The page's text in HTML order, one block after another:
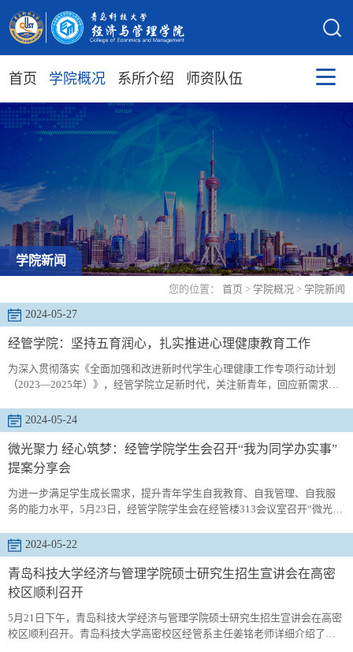
首页 学院概况 系所介绍 师资队伍
学院新闻
您的位置： 首页 > 学院概况 > 学院新闻
2024-05-27
经管学院：坚持五育润心，扎实推进心理健康教育工作
为深入贯彻落实《全面加强和改进新时代学生心理健康工作专项行动计划
（2023—2025年）》，经管学院立足新时代，关注新青年，回应新需求，
动，通过多元化的教育方式，润泽学生的心灵，培育健康向上的生活态
度，促进学生的全面发展。以德育心。将思想政治教育贯穿学生心理健康
工作全过程，通过坚定理想信念、树牢信仰之基，提升思想政治素养来育
心强心。开...
2024-05-24
微光聚力 经心筑梦：经管学院学生会召开“我为同学办实事”
提案分享会
为进一步满足学生成长需求，提升青年学生自我教育、自我管理、自我服
务的能力水平，5月23日，经管学院学生会在经管楼313会议室召开“微光聚
卫，团委书记付继航，各年级辅导员及学生会各部门负责人出席会议。会
上，学院学生会聚焦学生需求，围绕“我为同学办实事”提出系列创新提案。
实践部着眼学生实践能力的培养，提出“实践出真知”系列活动，计划线上
线...
2024-05-22
青岛科技大学经济与管理学院硕士研究生招生宣讲会在高密
校区顺利召开
5月21日下午，青岛科技大学经济与管理学院硕士研究生招生宣讲会在高密
校区顺利召开。青岛科技大学高密校区经管系主任姜铭老师详细介绍了经